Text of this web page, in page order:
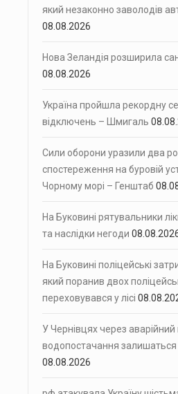
який незаконно заволодів
08.08.2026
Нова Зеландія розширила
08.08.2026
Україна пройшла рекордну
відключень – Шмигаль
Сили оборони уразили два
спостереження на буровій
Чорному морі – Генштаб
На Буковині рятувальники
та наслідки негоди
На Буковині поліцейські
який поранив двох
переховувався у лісі
У Чернівцях через аварійний
водопостачання
08.08.2026